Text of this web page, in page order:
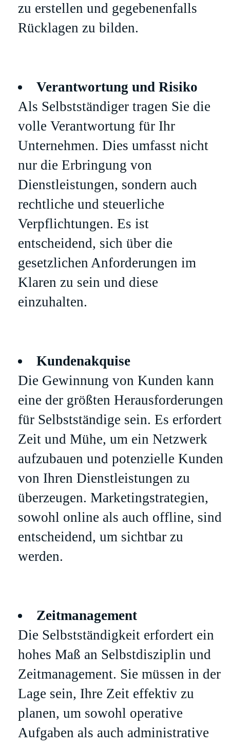
zu erstellen und gegebenenfalls
Rücklagen zu bilden.
Verantwortung und Risiko
Als Selbstständiger tragen Sie die
volle Verantwortung für Ihr
Unternehmen. Dies umfasst nicht
nur die Erbringung von
Dienstleistungen, sondern auch
rechtliche und steuerliche
Verpflichtungen. Es ist
entscheidend, sich über die
gesetzlichen Anforderungen im
Klaren zu sein und diese
einzuhalten.
Kundenakquise
Die Gewinnung von Kunden kann
eine der größten Herausforderungen
für Selbstständige sein. Es erfordert
Zeit und Mühe, um ein Netzwerk
aufzubauen und potenzielle Kunden
von Ihren Dienstleistungen zu
überzeugen. Marketingstrategien,
sowohl online als auch offline, sind
entscheidend, um sichtbar zu
werden.
Zeitmanagement
Die Selbstständigkeit erfordert ein
hohes Maß an Selbstdisziplin und
Zeitmanagement. Sie müssen in der
Lage sein, Ihre Zeit effektiv zu
planen, um sowohl operative
Aufgaben als auch administrative